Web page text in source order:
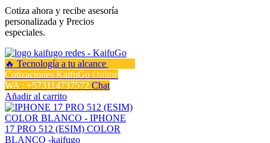
Cotiza ahora y recibe asesoría
personalizada y Precios
especiales.
Cotizaciones KaifuGo Online
WA : +573114737572 Chat
Añadir al carrito